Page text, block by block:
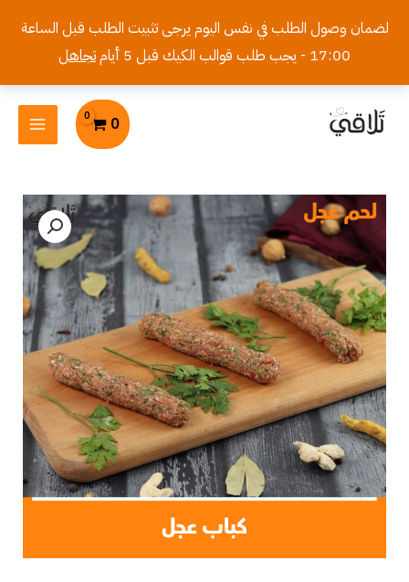
لضمان وصول الطلب في نفس اليوم يرجى تثبيت الطلب قبل الساعة
17:00 - يجب طلب قوالب الكيك قبل 5 أيام
تجاهل
0
كمية
كباب
عجل